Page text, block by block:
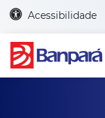
Acessibilidade